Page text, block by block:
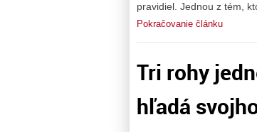
pravidiel. Jednou z tém,
Pokračovanie článku
Tri rohy
hľadá